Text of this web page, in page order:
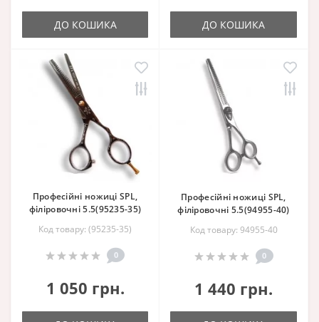
ДО КОШИКА ДО КОШИКА
Професійні ножиці SPL,
філіровочні 5.5(95235-35)
Код товару: (95235-35)
0
1 050 грн.
Професійні ножиці SPL,
філіровочні 5.5(94955-40)
Код товару: 94955-40
0
1 440 грн.